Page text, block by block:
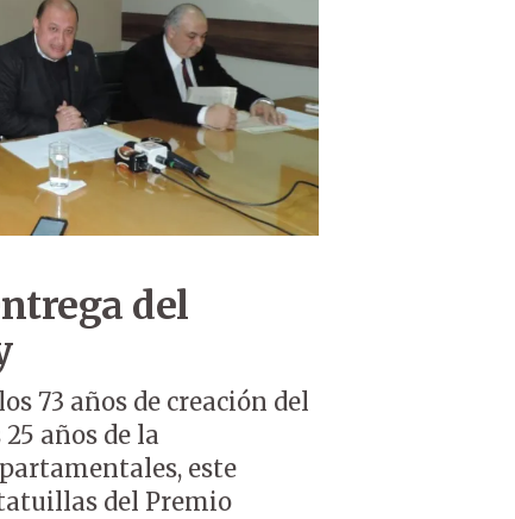
del
73 años de creación del
años de la
este
del Premio